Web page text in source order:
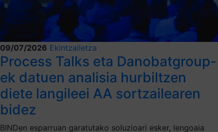
09/07/2026 Ekintzailetza
Process Talks eta Danobatgroup-
ek datuen analisia hurbiltzen
diete langileei AA sortzailearen
bidez
BINDen esparruan garatutako soluzioari esker, lengoaia